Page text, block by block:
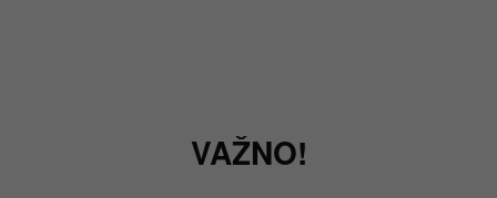
VAŽNO!